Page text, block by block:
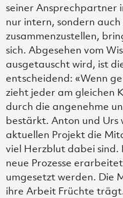
seiner Ansprechpartner
nur intern, sondern
zusammenzustellen,
sich. Abgesehen vom
ausgetauscht wird, ist
entscheidend: «Wenn
zieht jeder am gleichen
durch die angenehme
bestärkt. Anton und Urs
aktuellen Projekt die
viel Herzblut dabei
neue Prozesse
umgesetzt werden. Die
ihre Arbeit Früchte